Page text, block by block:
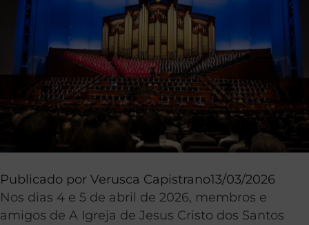
Publicado por Verusca Capistrano13/03/2026
Nos dias 4 e 5 de abril de 2026, membros e
amigos de A Igreja de Jesus Cristo dos Santos